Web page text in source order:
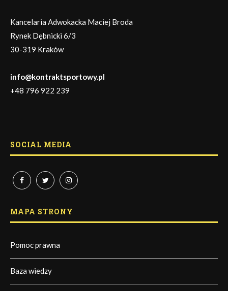
Kancelaria Adwokacka Maciej Broda
Rynek Dębnicki 6/3
30-319 Kraków
info@kontraktsportowy.pl
+48 796 922 239
SOCIAL MEDIA
MAPA STRONY
Pomoc prawna
Baza wiedzy